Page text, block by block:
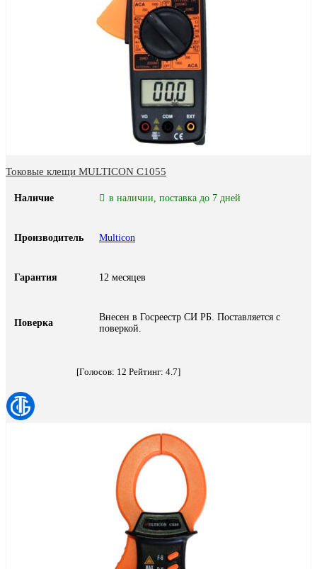
Токовые клещи MULTICON C1055
Наличие в наличии, поставка до 7 дней
Производитель Multicon
Гарантия 12 месяцев
Поверка
Внесен в Госреестр СИ РБ. Поставляется с
поверкой.
[Голосов: 12 Рейтинг: 4.7]